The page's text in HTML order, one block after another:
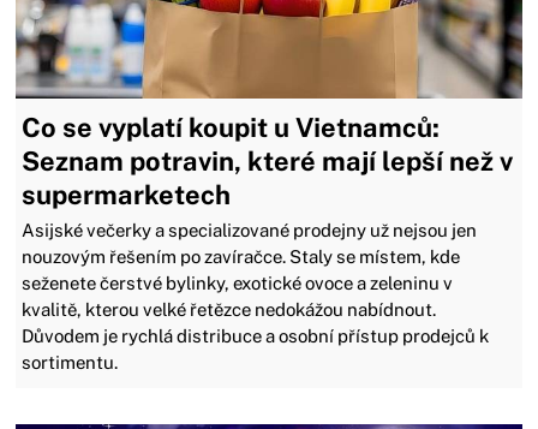
Co se vyplatí koupit u Vietnamců:
Seznam potravin, které mají lepší než v
supermarketech
Asijské večerky a specializované prodejny už nejsou jen
nouzovým řešením po zavíračce. Staly se místem, kde
seženete čerstvé bylinky, exotické ovoce a zeleninu v
kvalitě, kterou velké řetězce nedokážou nabídnout.
Důvodem je rychlá distribuce a osobní přístup prodejců k
sortimentu.